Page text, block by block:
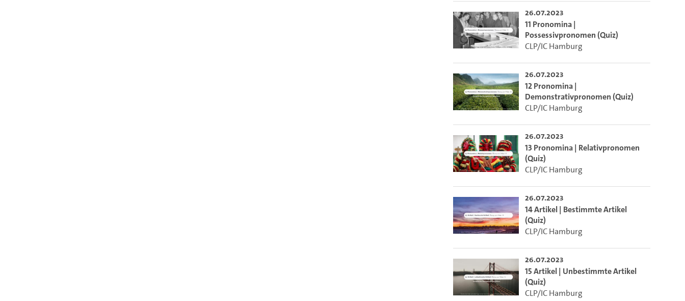
26.07.2023
11 Pronomina |
Possessivpronomen (Quiz)
CLP/IC Hamburg
26.07.2023
12 Pronomina |
Demonstrativpronomen (Quiz)
CLP/IC Hamburg
26.07.2023
13 Pronomina | Relativpronomen
(Quiz)
CLP/IC Hamburg
26.07.2023
14 Artikel | Bestimmte Artikel
(Quiz)
CLP/IC Hamburg
26.07.2023
15 Artikel | Unbestimmte Artikel
(Quiz)
CLP/IC Hamburg